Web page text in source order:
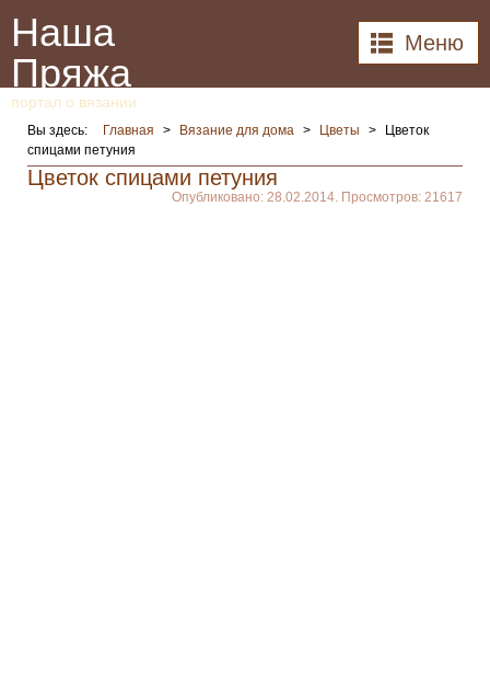
Наша
Пряжа
портал о вязании
Меню
Вы здесь: Главная > Вязание для дома > Цветы >
Цветок
спицами петуния
Цветок спицами петуния
Опубликовано: 28.02.2014. Просмотров: 21617